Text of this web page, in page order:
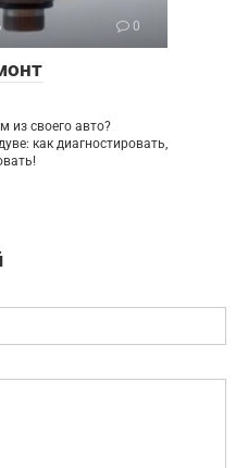
0
своего авто?
как диагностировать,